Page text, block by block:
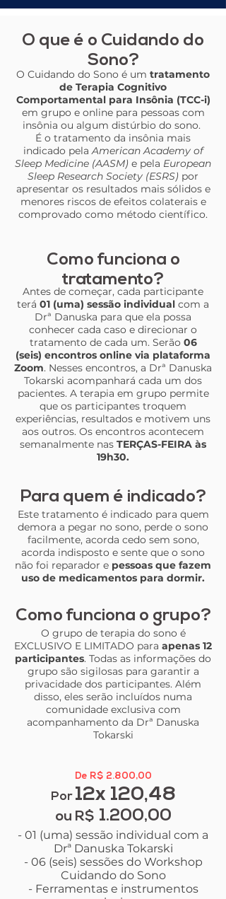
O que é o Cuidando do
Sono?
O Cuidando do Sono é um tratamento
de Terapia Cognitivo
Comportamental para Insônia (TCC-i)
em grupo e online para pessoas com
insônia ou algum distúrbio do sono.
É o tratamento da insônia mais
indicado pelaAmerican Academy of
Sleep Medicine (AASM) e pela European
Sleep Research Society (ESRS) por
apresentar os resultados mais sólidos e
menores riscos de efeitos colaterais e
comprovado como método científico.
Como funciona o
tratamento?
Antes de começar, cada participante
terá 01 (uma) sessão individual com a
Drª Danuska para que ela possa
conhecer cada caso e direcionar o
tratamento de cada um. Serão 06
(seis) encontros online via plataforma
Zoom. Nesses encontros, a Drª Danuska
Tokarski acompanhará cada um dos
pacientes. A terapia em grupo permite
que os participantes troquem
experiências, resultados e motivem uns
aos outros. Os encontros acontecem
semanalmente nas TERÇAS-FEIRA às
19h30.
Para quem é indicado?
Este tratamento é indicado para quem
demora a pegar no sono, perde o sono
facilmente, acorda cedo sem sono,
acorda indisposto e sente que o sono
não foi reparador e pessoas que fazem
uso de medicamentos para dormir.
Como funciona o grupo?
O grupo de terapia do sono é
EXCLUSIVO E LIMITADO para apenas 12
participantes. Todas as informações do
grupo são sigilosas para garantir a
privacidade dos participantes. Além
disso, eles serão incluídos numa
comunidade exclusiva com
acompanhamento da Drª Danuska
Tokarski
De R$ 2.800,00
Por 12x 120,48
ou R$ 1.200,00
- 01 (uma) sessão individual com a
Drª Danuska Tokarski
- 06 (seis) sessões do Workshop
Cuidando do Sono
- Ferramentas e instrumentos